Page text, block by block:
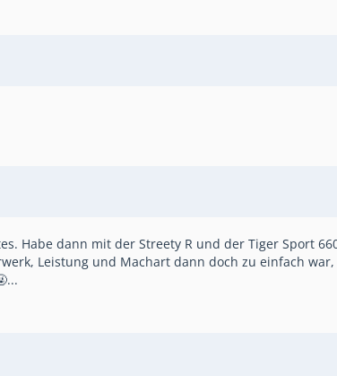
Habe dann mit der Streety R und der Tiger Sport
Leistung und Machart dann doch zu einfach